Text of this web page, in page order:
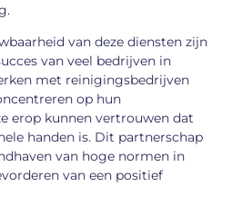
van deze diensten zijn
van veel bedrijven in
met reinigingsbedrijven
op hun
erop kunnen vertrouwen dat
handen is. Dit partnerschap
van hoge normen in
van een positief